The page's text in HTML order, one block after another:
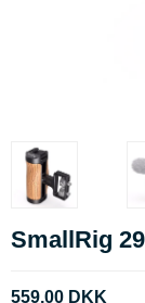
SmallRig
559,00 DKK